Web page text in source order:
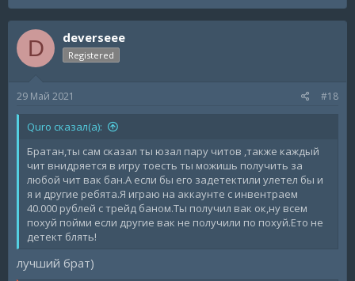
D deverseee
Registered
29 Май 2021 #18
Quro сказал(а):
Братан,ты сам сказал ты юзал пару читов ,также каждый
чит внидряется в игру тоесть ты можишь получить за
любой чит вак бан.А если бы его задетектили улетел бы и
я и другие ребята.Я играю на аккаунте с инвентраем
40.000 рублей с трейд баном.Ты получил вак ок,ну всем
похуй пойми если другие вак не получили по похуй.Ето не
детект блять!
лучший брат)